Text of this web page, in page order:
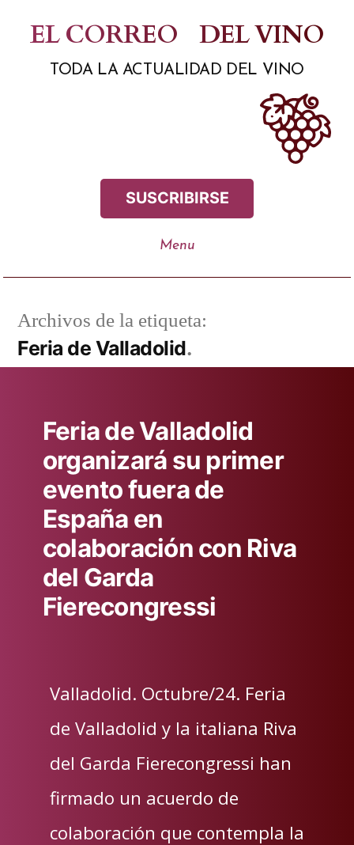
contenido
EL CORREO DEL VINO
TODA LA ACTUALIDAD DEL VINO
SUSCRIBIRSE
Archivos de la etiqueta:
Feria de Valladolid
Feria de Valladolid
organizará su primer
evento fuera de
España en
colaboración con Riva
del Garda
Fierecongressi
Valladolid. Octubre/24. Feria
de Valladolid y la italiana Riva
del Garda Fierecongressi han
firmado un acuerdo de
colaboración que contempla la